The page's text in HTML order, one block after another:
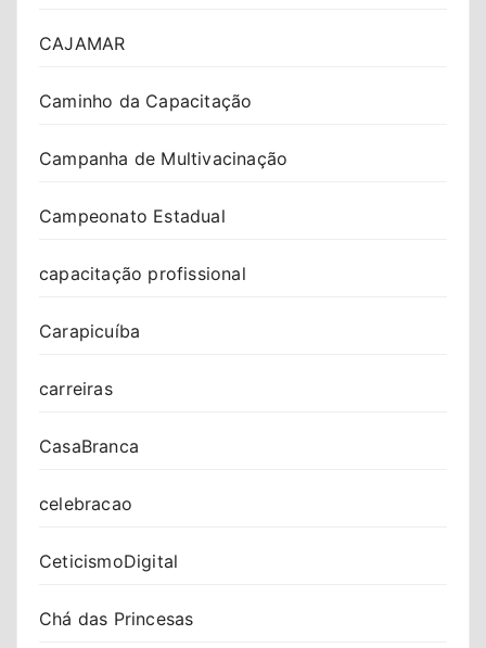
CAJAMAR
Caminho da Capacitação
Campanha de Multivacinação
Campeonato Estadual
capacitação profissional
Carapicuíba
carreiras
CasaBranca
celebracao
CeticismoDigital
Chá das Princesas